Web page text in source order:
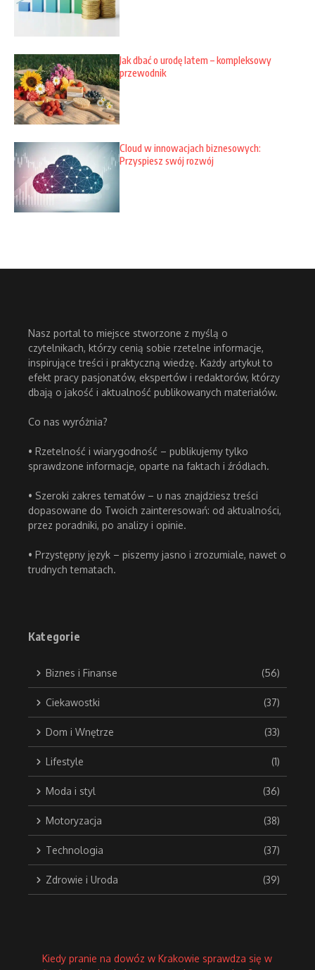
Jak dbać o urodę latem – kompleksowy
przewodnik
Cloud w innowacjach biznesowych:
Przyspiesz swój rozwój
Nasz portal to miejsce stworzone z myślą o
czytelnikach, którzy cenią sobie rzetelne informacje,
inspirujące treści i praktyczną wiedzę. Każdy artykuł to
efekt pracy pasjonatów, ekspertów i redaktorów, którzy
dbają o jakość i aktualność publikowanych materiałów.
Co nas wyróżnia?
• Rzetelność i wiarygodność – publikujemy tylko
sprawdzone informacje, oparte na faktach i źródłach.
• Szeroki zakres tematów – u nas znajdziesz treści
dopasowane do Twoich zainteresowań: od aktualności,
przez poradniki, po analizy i opinie.
• Przystępny język – piszemy jasno i zrozumiale, nawet o
trudnych tematach.
Kategorie
Biznes i Finanse (56)
Ciekawostki (37)
Dom i Wnętrze (33)
Lifestyle (1)
Moda i styl (36)
Motoryzacja (38)
Technologia (37)
Zdrowie i Uroda (39)
Kiedy pranie na dowóz w Krakowie sprawdza się w